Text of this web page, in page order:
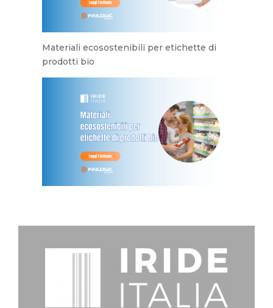
Materiali ecosostenibili per etichette di
prodotti bio